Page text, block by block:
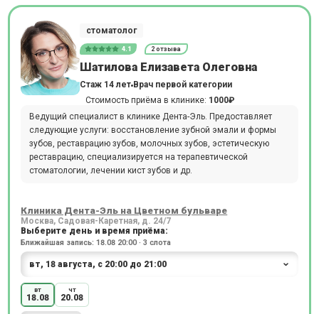
стоматолог
4.1 2 отзыва
Шатилова Елизавета Олеговна
Стаж 14 лет Врач первой категории
Стоимость приёма в клинике: 1000₽
Ведущий специалист в клинике Дента-Эль. Предоставляет
следующие услуги: восстановление зубной эмали и формы
зубов, реставрацию зубов, молочных зубов, эстетическую
реставрацию, специализируется на терапевтической
стоматологии, лечении кист зубов и др.
Клиника Дента-Эль на Цветном бульваре
Москва, Садовая-Каретная, д. 24/7
Выберите день и время приёма:
Ближайшая запись: 18.08 20:00 · 3 слота
вт
18.08
чт
20.08